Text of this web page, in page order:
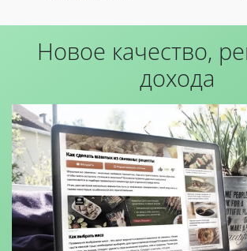
Новое качество,
дохода